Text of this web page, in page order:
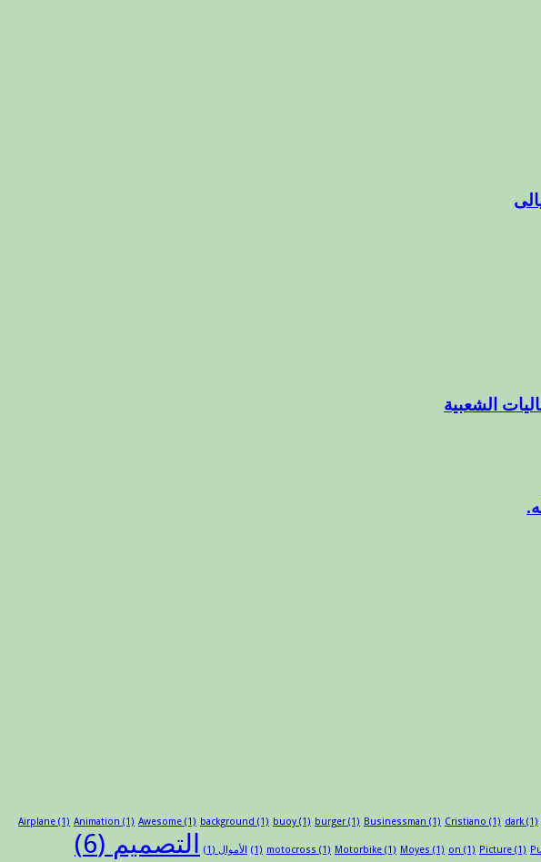
الشعبية
Airplane (1) Animation (1) Awesome (1) background (1) buoy (1) burger (1) Businessman (1) Cristiano (1) dark(1)
(1) motocross (1) Motorbike (1) Moyes (1) on (1) Picture (1) الأموال (1) التصميم (6)